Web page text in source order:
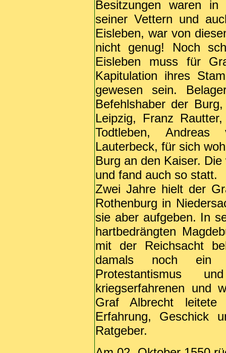
Besitzungen waren
seiner Vettern und
Eisleben, war von
nicht genug! Noch
Eisleben muss für
Kapitulation ihres
gewesen sein.
Befehlshaber der
Leipzig, Franz
Todtleben,
Lauterbeck, für sich
Burg an den Kaiser.
und fand auch so statt.
Zwei Jahre hielt der
Rothenburg in
sie aber aufgeben. In
hartbedrängten
mit der Reichsacht
damals noch ein
Protestantismus
kriegserfahrenen und
Graf Albrecht
Erfahrung, Geschick
Ratgeber.